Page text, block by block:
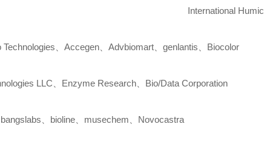
International Humic
Technologies 、Accegen 、Advbiomart 、genlantis Biocolor
LLC Enzyme Research Bio/Data Corporation
bangslabs bioline musechem Novocastra